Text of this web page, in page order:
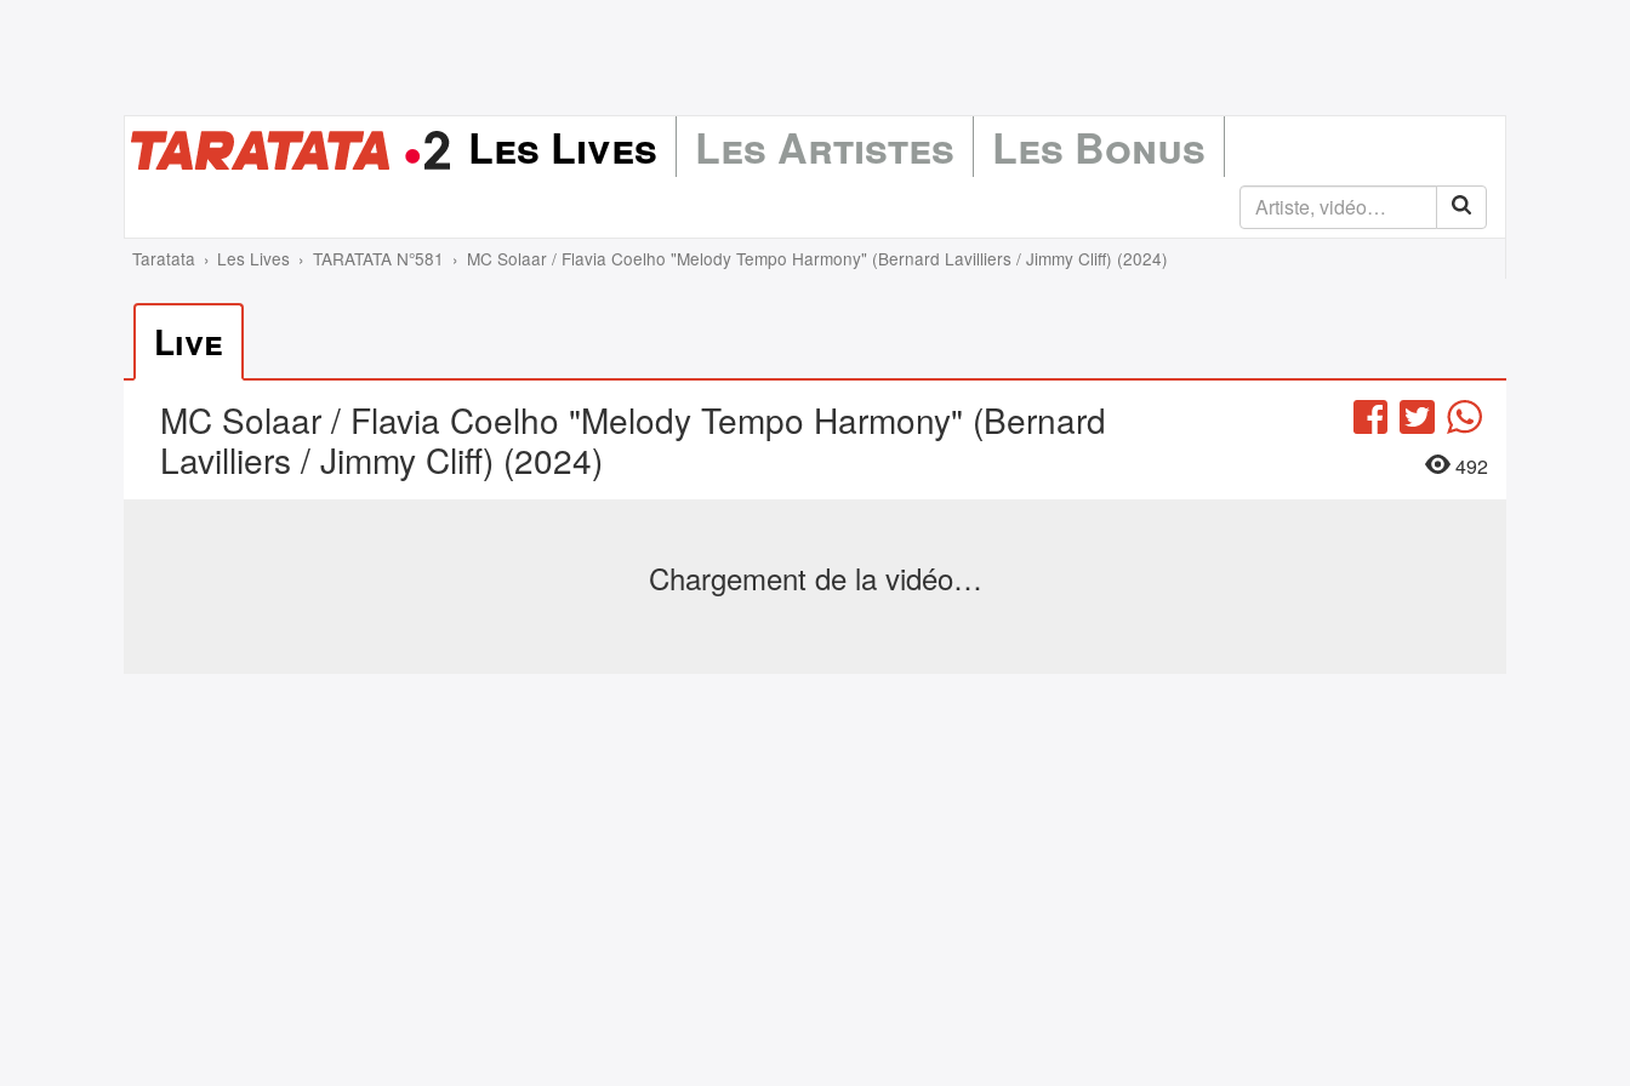
Les Lives Les Artistes Les Bonus
Taratata Les Lives TARATATA N°581 MC Solaar / Flavia Coelho "Melody Tempo Harmony" (Bernard Lavilliers / Jimmy Cliff) (2024)
Live
MC Solaar / Flavia Coelho "Melody Tempo Harmony" (Bernard
Lavilliers / Jimmy Cliff) (2024)
Facebook
TwitterWhatsApp
492
Chargement de la vidéo…